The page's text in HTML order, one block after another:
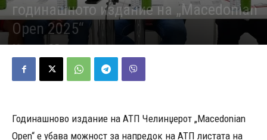
годинашното издание на „Macedonian
Open 2025“
Објавено од Д.Т. - 19/05/2025 386
Годинашново издание на АТП Челинџерот „Macedonian
Open“ е убава можност за напредок на АТП листата на